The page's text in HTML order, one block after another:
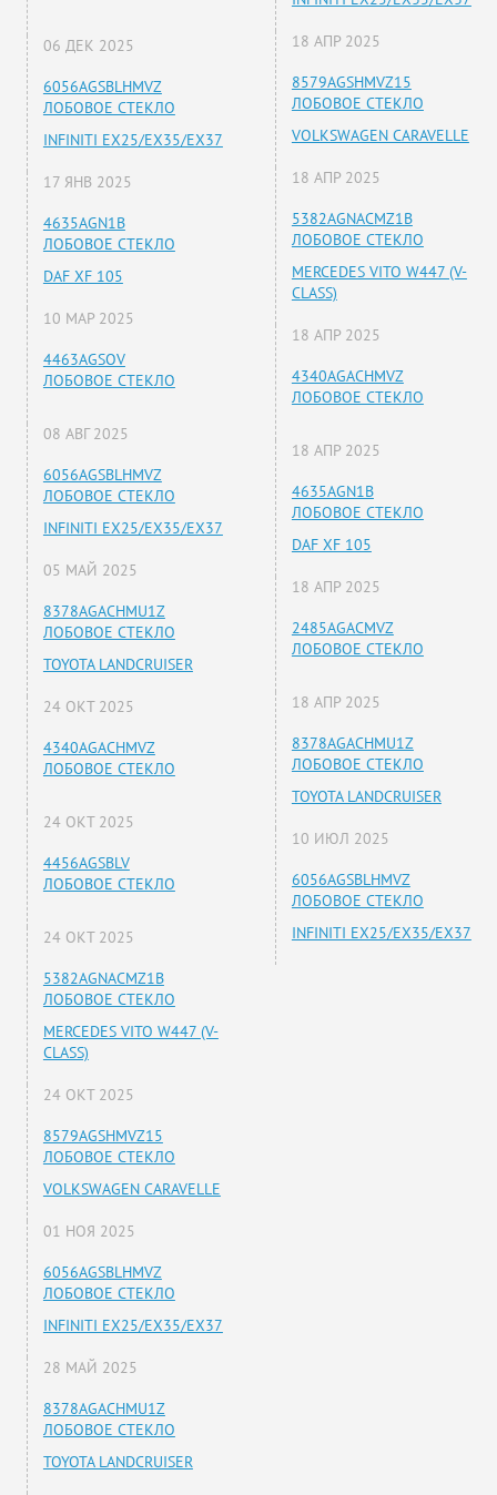
06 ДЕК 2025
6056AGSBLHMVZ
ЛОБОВОЕ СТЕКЛО
INFINITI EX25/EX35/EX37
17 ЯНВ 2025
4635AGN1B
ЛОБОВОЕ СТЕКЛО
DAF XF 105
10 МАР 2025
4463AGSOV
ЛОБОВОЕ СТЕКЛО
08 АВГ 2025
6056AGSBLHMVZ
ЛОБОВОЕ СТЕКЛО
INFINITI EX25/EX35/EX37
05 МАЙ 2025
8378AGACHMU1Z
ЛОБОВОЕ СТЕКЛО
TOYOTA LANDCRUISER
24 ОКТ 2025
4340AGACHMVZ
ЛОБОВОЕ СТЕКЛО
24 ОКТ 2025
4456AGSBLV
ЛОБОВОЕ СТЕКЛО
24 ОКТ 2025
5382AGNACMZ1B
ЛОБОВОЕ СТЕКЛО
MERCEDES VITO W447 (V-
CLASS)
24 ОКТ 2025
8579AGSHMVZ15
ЛОБОВОЕ СТЕКЛО
VOLKSWAGEN CARAVELLE
01 НОЯ 2025
6056AGSBLHMVZ
ЛОБОВОЕ СТЕКЛО
INFINITI EX25/EX35/EX37
28 МАЙ 2025
8378AGACHMU1Z
ЛОБОВОЕ СТЕКЛО
TOYOTA LANDCRUISER
18 АПР 2025
8579AGSHMVZ15
ЛОБОВОЕ СТЕКЛО
VOLKSWAGEN CARAVELLE
18 АПР 2025
5382AGNACMZ1B
ЛОБОВОЕ СТЕКЛО
MERCEDES VITO W447 (V-
CLASS)
18 АПР 2025
4340AGACHMVZ
ЛОБОВОЕ СТЕКЛО
18 АПР 2025
4635AGN1B
ЛОБОВОЕ СТЕКЛО
DAF XF 105
18 АПР 2025
2485AGACMVZ
ЛОБОВОЕ СТЕКЛО
18 АПР 2025
8378AGACHMU1Z
ЛОБОВОЕ СТЕКЛО
TOYOTA LANDCRUISER
10 ИЮЛ 2025
6056AGSBLHMVZ
ЛОБОВОЕ СТЕКЛО
INFINITI EX25/EX35/EX37